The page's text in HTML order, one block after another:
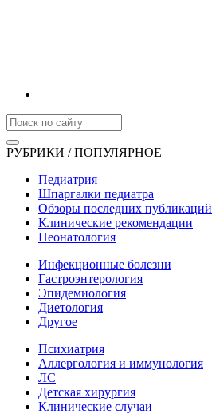
РУБРИКИ / ПОПУЛЯРНОЕ
Педиатрия
Шпаргалки педиатра
Обзоры последних публикаций
Клинические рекомендации
Неонатология
Инфекционные болезни
Гастроэнтерология
Эпидемиология
Диетология
Другое
Психиатрия
Аллергология и иммунология
ЛС
Детская хирургия
Клинические случаи